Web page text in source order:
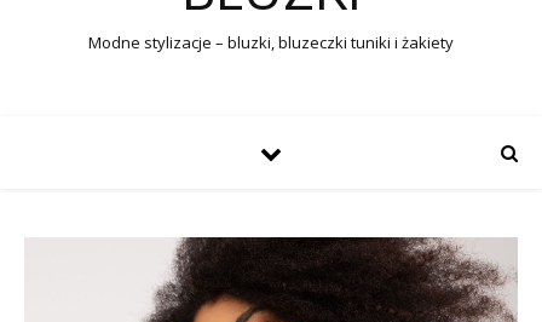
Modne stylizacje – bluzki, bluzeczki tuniki i żakiety